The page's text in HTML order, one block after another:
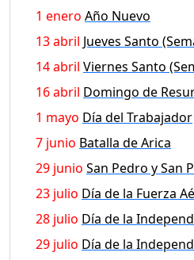
1 enero Año Nuevo
13 abril Jueves Santo
14 abril Viernes Santo
16 abril Domingo de
1 mayo Día del Trabajador
7 junio Batalla de Arica
29 junio San Pedro y San
23 julio Día de la Fuerza
28 julio Día de la
29 julio Día de la